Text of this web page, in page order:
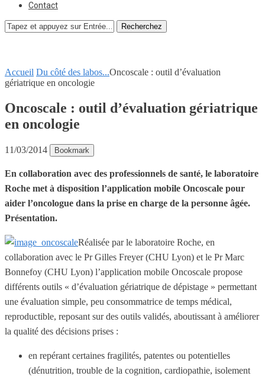
Contact
Recherchez
Accueil Du côté des labos...Oncoscale : outil d’évaluation
gériatrique en oncologie
Oncoscale : outil d’évaluation gériatrique
en oncologie
11/03/2014 Bookmark
En collaboration avec des professionnels de santé, le laboratoire
Roche met à disposition l’application mobile Oncoscale pour
aider l’oncologue dans la prise en charge de la personne âgée.
Présentation.
Réalisée par le laboratoire Roche, en
collaboration avec le Pr Gilles Freyer (CHU Lyon) et le Pr Marc
Bonnefoy (CHU Lyon) l’application mobile Oncoscale propose
différents outils « d’évaluation gériatrique de dépistage » permettant
une évaluation simple, peu consommatrice de temps médical,
reproductible, reposant sur des outils validés, aboutissant à améliorer
la qualité des décisions prises :
en repérant certaines fragilités, patentes ou potentielles
(dénutrition, trouble de la cognition, cardiopathie, isolement